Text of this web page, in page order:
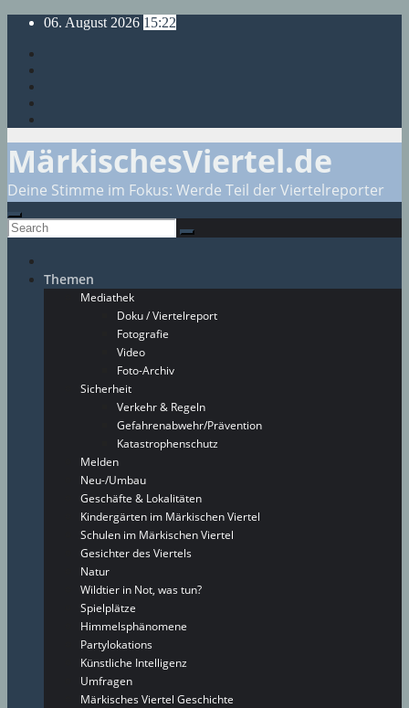
Skip
content
06. August 2026 15:22
MärkischesViertel.de
Deine Stimme im Fokus: Werde Teil der Viertelreporter
Themen
Mediathek
Doku / Viertelreport
Fotografie
Video
Foto-Archiv
Sicherheit
Verkehr & Regeln
Gefahrenabwehr/Prävention
Katastrophenschutz
Melden
Neu-/Umbau
Geschäfte & Lokalitäten
Kindergärten im Märkischen Viertel
Schulen im Märkischen Viertel
Gesichter des Viertels
Natur
Wildtier in Not, was tun?
Spielplätze
Himmelsphänomene
Partylokations
Künstliche Intelligenz
Umfragen
Märkisches Viertel Geschichte